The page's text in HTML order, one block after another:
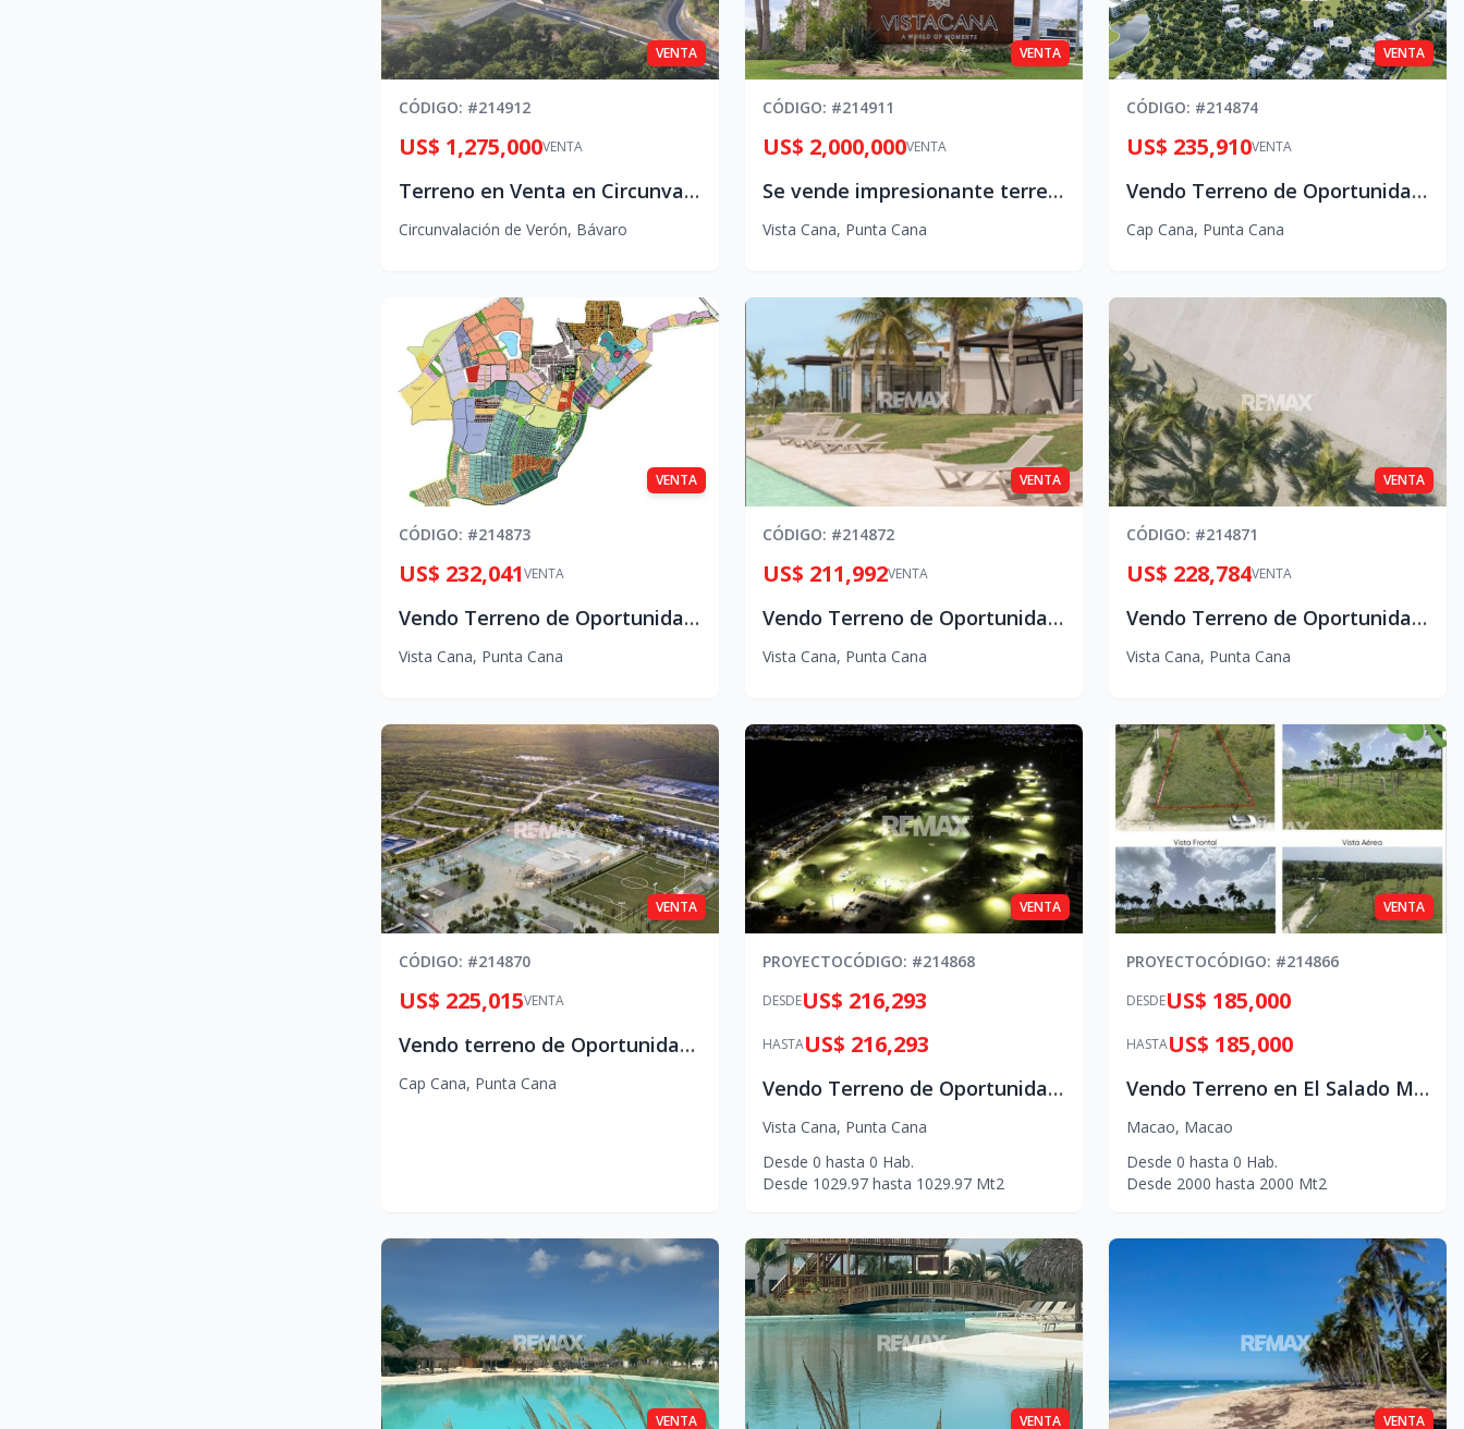
VENTA
CÓDIGO: #214912
VENTA
US$ 1,275,000
Terreno en Venta en Circunvalación de Verón – Bávaro
Circunvalación de Verón, Bávaro
VENTA
CÓDIGO: #214911
VENTA
US$ 2,000,000
Se vende impresionante terreno en Vista Cana
Vista Cana, Punta Cana
VENTA
CÓDIGO: #214874
VENTA
US$ 235,910
Vendo Terreno de Oportunidad en vista cana
Cap Cana, Punta Cana
VENTA
CÓDIGO: #214873
VENTA
US$ 232,041
Vendo Terreno de Oportunidad en vista cana
Vista Cana, Punta Cana
VENTA
CÓDIGO: #214872
VENTA
US$ 211,992
Vendo Terreno de Oportunidad en vista cana
Vista Cana, Punta Cana
VENTA
CÓDIGO: #214871
VENTA
US$ 228,784
Vendo Terreno de Oportunidad en vista cana
Vista Cana, Punta Cana
VENTA
CÓDIGO: #214870
VENTA
US$ 225,015
Vendo terreno de Oportunidad en vista cana
Cap Cana, Punta Cana
VENTA
PROYECTOCÓDIGO: #214868
DESDEUS$ 216,293
HASTAUS$ 216,293
Vendo Terreno de Oportunidad en vista cana
Vista Cana, Punta Cana
Desde 0 hasta 0 Hab.
Desde 1029.97 hasta 1029.97 Mt2
VENTA
PROYECTOCÓDIGO: #214866
DESDEUS$ 185,000
HASTAUS$ 185,000
Vendo Terreno en El Salado MACAO
Macao, Macao
Desde 0 hasta 0 Hab.
Desde 2000 hasta 2000 Mt2
VENTA VENTA VENTA